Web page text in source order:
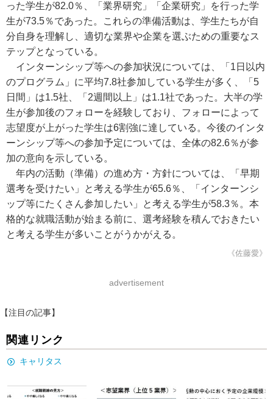
った学生が82.0％、「業界研究」「企業研究」を行った学
生が73.5％であった。これらの準備活動は、学生たちが自
分自身を理解し、適切な業界や企業を選ぶための重要なス
テップとなっている。
インターンシップ等への参加状況については、「1日以内
のプログラム」に平均7.8社参加している学生が多く、「5
日間」は1.5社、「2週間以上」は1.1社であった。大半の学
生が参加後のフォローを経験しており、フォローによって
志望度が上がった学生は6割強に達している。今後のインタ
ーンシップ等への参加予定については、全体の82.6％が参
加の意向を示している。
年内の活動（準備）の進め方・方針については、「早期
選考を受けたい」と考える学生が65.6％、「インターンシ
ップ等にたくさん参加したい」と考える学生が58.3％。本
格的な就職活動が始まる前に、選考経験を積んでおきたい
と考える学生が多いことがうかがえる。
《佐藤愛》
advertisement
【注目の記事】
関連リンク
キャリタス